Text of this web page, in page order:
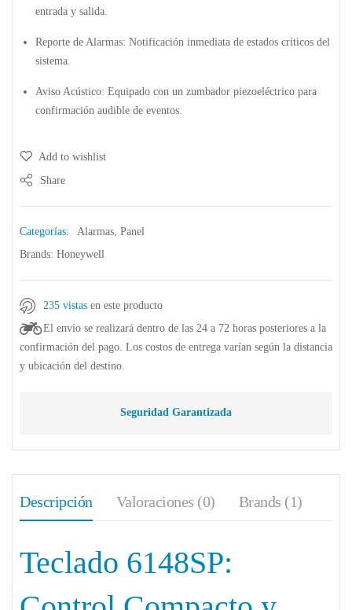
entrada y salida.
Reporte de Alarmas: Notificación inmediata de estados críticos del
sistema.
Aviso Acústico: Equipado con un zumbador piezoeléctrico para
confirmación audible de eventos.
Add to wishlist
Share
Categorías: Alarmas Panel
Brands: Honeywell
235 vistas en este producto
El envío se realizará dentro de las 24 a 72 horas posteriores a la
confirmación del pago. Los costos de entrega varían según la distancia
y ubicación del destino.
Seguridad Garantizada
Descripción Valoraciones (0) Brands (1)
Teclado 6148SP: